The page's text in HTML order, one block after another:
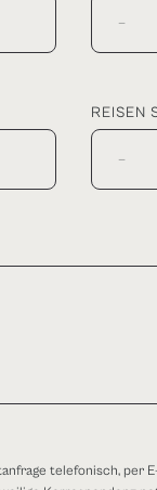
REISEN
telefonisch,